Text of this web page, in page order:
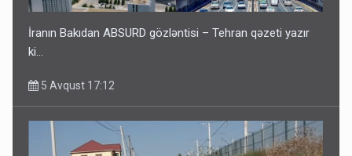
İranın Bakıdan ABSURD gözləntisi – Tehran qəzeti yazır
ki…
5 Avqust 17:12